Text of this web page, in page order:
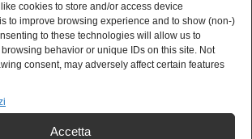
cookies to store and/or access device
to improve browsing experience and to show (non-)
to these technologies will allow us to
behavior or unique IDs on this site. Not
consent, may adversely affect certain features
Accetta
sarà la chiave di volta della
meno di quella “europea”)
orientale, fino a un sostanziale
rovesciamento – di
o di ciò che ne resterà.